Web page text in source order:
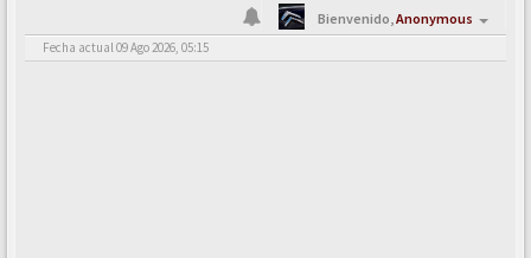
Bienvenido,Anonymous
Fecha actual 09 Ago 2026, 05:15